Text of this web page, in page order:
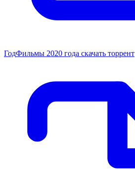
ГодФильмы 2020 года скачать торрент